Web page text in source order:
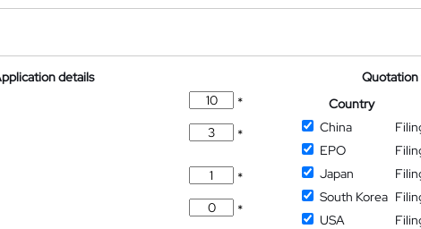
details
*
*
*
*
Quotation
Country
China
EPO
Japan
South Korea
USA